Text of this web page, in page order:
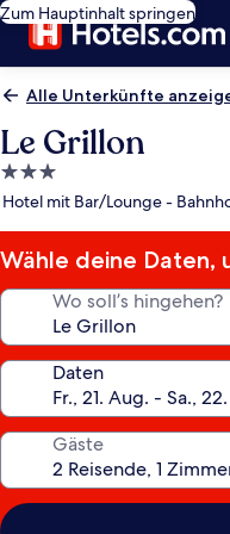
Zum Hauptinhalt springen
Alle Unterkünfte
Le Grillon
3.0-
Sterne-
Hotel mit Bar/Lounge -
Wähle deine Daten,
Wo soll’s hingehen?
Daten
Gäste